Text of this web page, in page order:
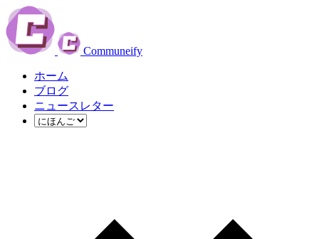
Communeify
ホーム
ブログ
ニュースレター